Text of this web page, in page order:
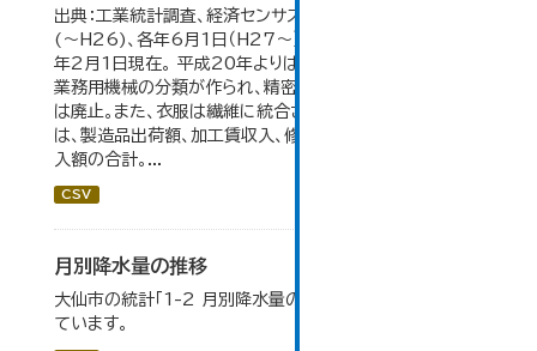
出典：工業統計調査、経済センサス。 各年12月31日現在
(～H26)、各年6月1日（H27～）・平成23年のみ平成24
年2月1日現在。 平成20年よりはん用機械、生産用機械、
業務用機械の分類が作られ、精密機械、一般用機械の分類
は廃止。また、衣服は繊維に統合された。 製造品出荷額等
は、製造品出荷額、加工賃収入、修理料収入額、その他の収
入額の合計。...
CSV
月別降水量の推移
大仙市の統計「1-2 月別降水量の推移」のデータを参照し
ています。